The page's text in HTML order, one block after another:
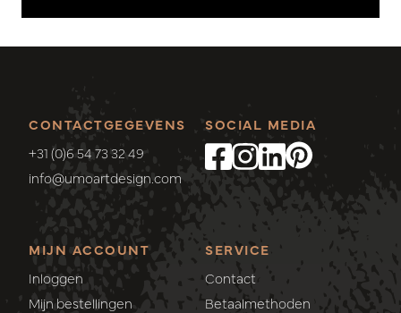
CONTACTGEGEVENS
+31 (0)6 54 73 32 49
info@umoartdesign.com
MIJN ACCOUNT
Inloggen
Mijn bestellingen
SERVICE
Contact
Betaalmethoden
SOCIAL MEDIA